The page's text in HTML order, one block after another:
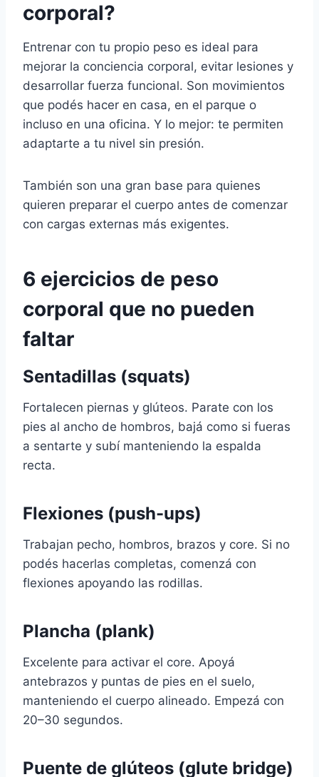
corporal?
Entrenar con tu propio peso es ideal para
mejorar la conciencia corporal, evitar lesiones y
desarrollar fuerza funcional. Son movimientos
que podés hacer en casa, en el parque o
incluso en una oficina. Y lo mejor: te permiten
adaptarte a tu nivel sin presión.
También son una gran base para quienes
quieren preparar el cuerpo antes de comenzar
con cargas externas más exigentes.
6 ejercicios de peso
corporal que no pueden
faltar
Sentadillas (squats)
Fortalecen piernas y glúteos. Parate con los
pies al ancho de hombros, bajá como si fueras
a sentarte y subí manteniendo la espalda
recta.
Flexiones (push-ups)
Trabajan pecho, hombros, brazos y core. Si no
podés hacerlas completas, comenzá con
flexiones apoyando las rodillas.
Plancha (plank)
Excelente para activar el core. Apoyá
antebrazos y puntas de pies en el suelo,
manteniendo el cuerpo alineado. Empezá con
20–30 segundos.
Puente de glúteos (glute bridge)